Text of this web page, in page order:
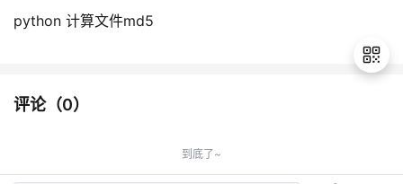
python 计算文件md5
评论（0）
到底了~